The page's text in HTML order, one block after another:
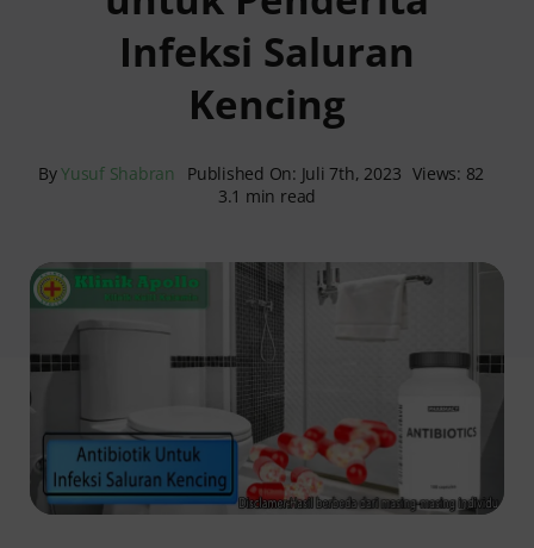
Infeksi Saluran
Kencing
ByYusuf Shabran Published On: Juli 7th, 2023 Views: 82
3.1 min read